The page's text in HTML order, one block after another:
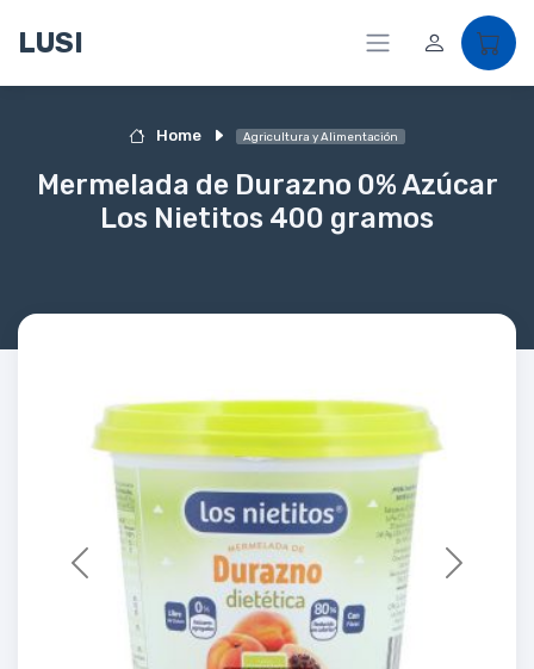
LUSI
Home Agricultura y Alimentación
Mermelada de Durazno 0% Azúcar
Los Nietitos 400 gramos
Previous Next